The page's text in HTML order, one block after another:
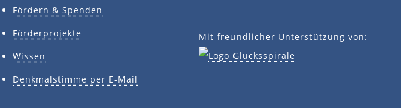
Fördern & Spenden
Förderprojekte
Wissen
Denkmalstimme per E-Mail
Mit freundlicher Unterstützung von: